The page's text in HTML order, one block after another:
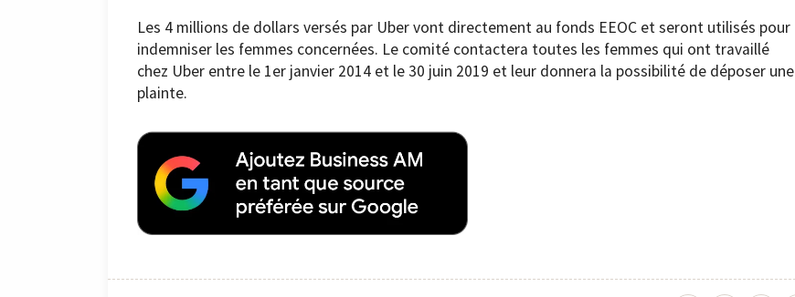
Les 4 millions de dollars versés par Uber vont directement au fonds EEOC et seront utilisés pour
indemniser les femmes concernées. Le comité contactera toutes les femmes qui ont travaillé
chez Uber entre le 1er janvier 2014 et le 30 juin 2019 et leur donnera la possibilité de déposer une
plainte.